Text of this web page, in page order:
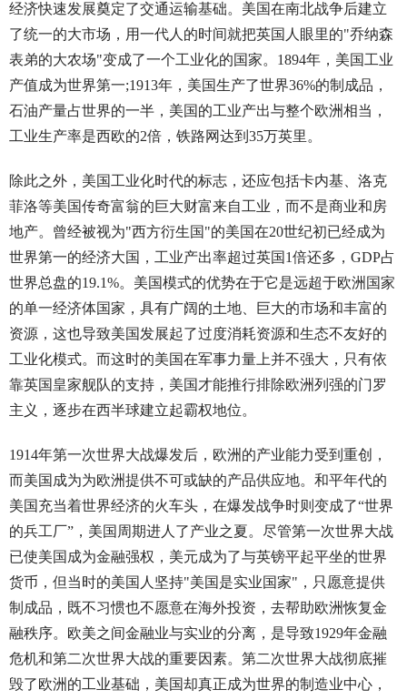
经济快速发展奠定了交通运输基础。美国在南北战争后建立
了统一的大市场，用一代人的时间就把英国人眼里的"乔纳森
表弟的大农场"变成了一个工业化的国家。1894年，美国工业
产值成为世界第一;1913年，美国生产了世界36%的制成品，
石油产量占世界的一半，美国的工业产出与整个欧洲相当，
工业生产率是西欧的2倍，铁路网达到35万英里。
除此之外，美国工业化时代的标志，还应包括卡内基、洛克
菲洛等美国传奇富翁的巨大财富来自工业，而不是商业和房
地产。曾经被视为"西方衍生国"的美国在20世纪初已经成为
世界第一的经济大国，工业产出率超过英国1倍还多，GDP占
世界总盘的19.1%。美国模式的优势在于它是远超于欧洲国家
的单一经济体国家，具有广阔的土地、巨大的市场和丰富的
资源，这也导致美国发展起了过度消耗资源和生态不友好的
工业化模式。而这时的美国在军事力量上并不强大，只有依
靠英国皇家舰队的支持，美国才能推行排除欧洲列强的门罗
主义，逐步在西半球建立起霸权地位。
1914年第一次世界大战爆发后，欧洲的产业能力受到重创，
而美国成为为欧洲提供不可或缺的产品供应地。和平年代的
美国充当着世界经济的火车头，在爆发战争时则变成了“世界
的兵工厂”，美国周期进人了产业之夏。尽管第一次世界大战
已使美国成为金融强权，美元成为了与英镑平起平坐的世界
货币，但当时的美国人坚持"美国是实业国家"，只愿意提供
制成品，既不习惯也不愿意在海外投资，去帮助欧洲恢复金
融秩序。欧美之间金融业与实业的分离，是导致1929年金融
危机和第二次世界大战的重要因素。第二次世界大战彻底摧
毁了欧洲的工业基础，美国却真正成为世界的制造业中心，